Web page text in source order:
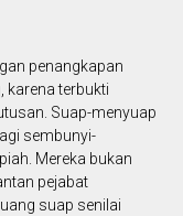
penangkapan
karena terbukti
Suap-menyuap
sembunyi-
Mereka bukan
pejabat
suap senilai